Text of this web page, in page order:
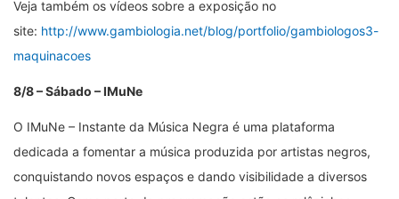
Veja também os vídeos sobre a exposição no
site: http://www.gambiologia.net/blog/portfolio/gambiologos3-
maquinacoes
8/8 – Sábado – IMuNe
O IMuNe – Instante da Música Negra é uma plataforma
dedicada a fomentar a música produzida por artistas negros,
conquistando novos espaços e dando visibilidade a diversos